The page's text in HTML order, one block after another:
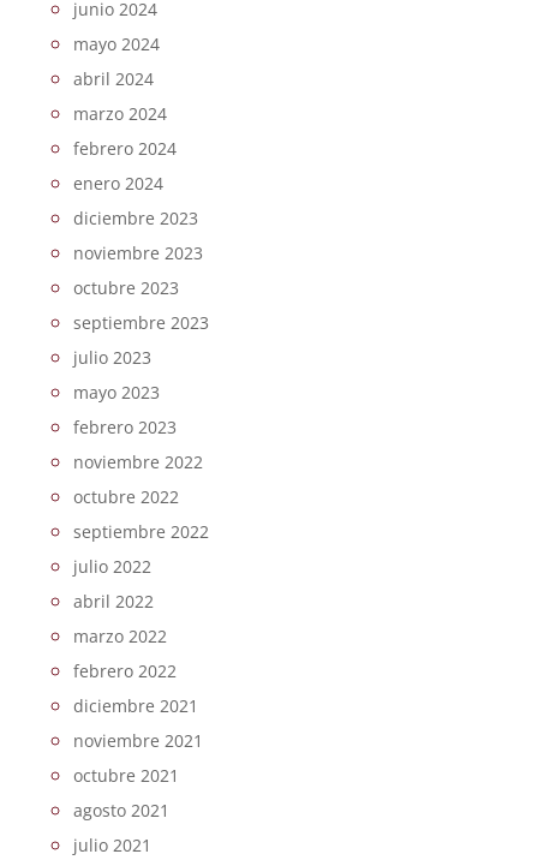
junio 2024
mayo 2024
abril 2024
marzo 2024
febrero 2024
enero 2024
diciembre 2023
noviembre 2023
octubre 2023
septiembre 2023
julio 2023
mayo 2023
febrero 2023
noviembre 2022
octubre 2022
septiembre 2022
julio 2022
abril 2022
marzo 2022
febrero 2022
diciembre 2021
noviembre 2021
octubre 2021
agosto 2021
julio 2021